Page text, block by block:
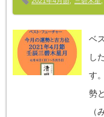
ベ
し
す
勢
（